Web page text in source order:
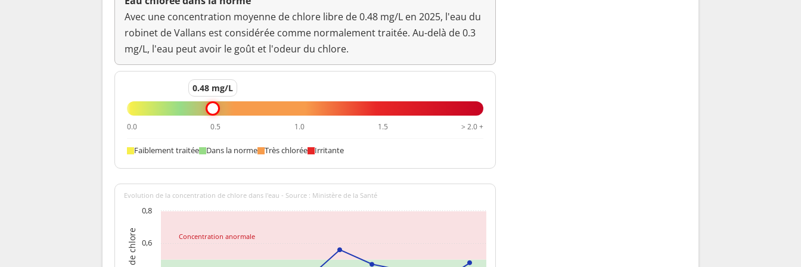
pH 7,3 unité pH >=6,5 et <=9 unité pH
Saveur (qualitatif)
Aucun changement
Température de l'eau
Turbidité néphélométrique NFU
Avec une concentration moyenne de chlore libre de 0.48 mg/L en 2025, l'eau du
robinet de Vallans est considérée comme normalement traitée. Au-delà de 0.3
mg/L, l'eau peut avoir le goût et l'odeur du chlore.
0.48 mg/L
0.0 0.5 1.0 1.5 > 2.0 +
Faiblement traitée Dans la norme Très chlorée Irritante
Concentration anormale
Evolution de la concentration de chlore dans l'eau - Source : Ministère de la Santé
0,6
0,8